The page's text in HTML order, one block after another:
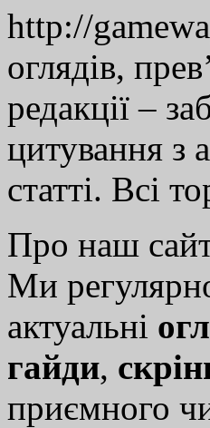
http://
оглядів,
редакції –
цитування з
статті. Всі
Про наш
Ми
актуальні
гайди,
приємного